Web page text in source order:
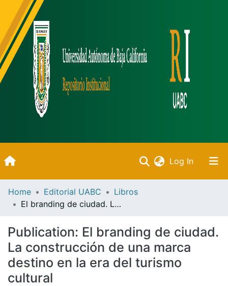
Log In(current)
Inicio
Communities & Collections
All of DSpace
Statistics
Home Editorial UABC
Libros
El branding de ciudad. La construcción de una marca destino en la era del turismo cultural
Publication: El branding de ciudad.
La construcción de una marca
destino en la era del turismo
cultural